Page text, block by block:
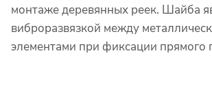
монтаже деревянных реек. Шайба
виброразвязкой между
элементами при фиксации прямого